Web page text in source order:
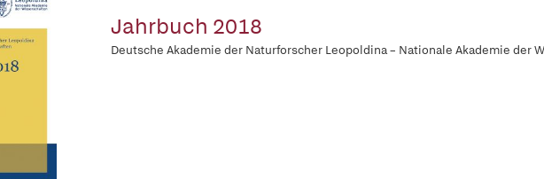
Jahrbuch 2018
Deutsche Akademie der Naturforscher Leopoldina – Nationale Akademie der